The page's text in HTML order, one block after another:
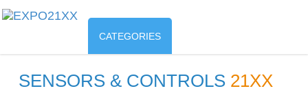
CATEGORIES
SENSORS & CONTROLS 21XX